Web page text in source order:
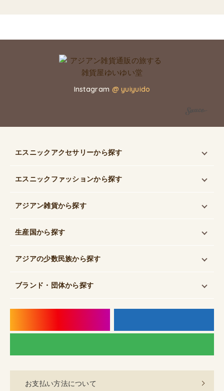
Instagram @ yuiyuido
エスニックアクセサリーから探す
エスニックファッションから探す
アジアン雑貨から探す
生産国から探す
アジアの少数民族から探す
ブランド・団体から探す
お支払い方法について